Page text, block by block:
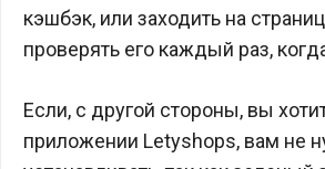
кэшбэк, или заходить на
проверять его каждый раз,
Если, с другой стороны, вы
приложении Letyshops, вам не